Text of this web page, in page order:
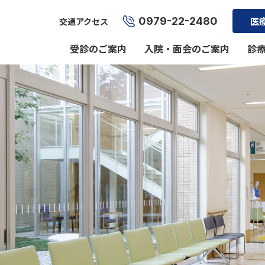
交通アクセス 0979-22-2480 医
受診のご案内 入院・面会のご案内 診